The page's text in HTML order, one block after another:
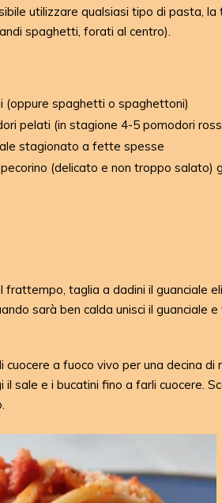
utilizzare qualsiasi tipo di pasta, la
spaghetti, forati al centro).
(oppure spaghetti o spaghettoni)
pelati (in stagione 4-5 pomodori
stagionato a fette spesse
(delicato e non troppo salato)
taglia a dadini il guanciale
sarà ben calda unisci il guanciale
a fuoco vivo per una decina di
sale e i bucatini fino a farli cuocere.